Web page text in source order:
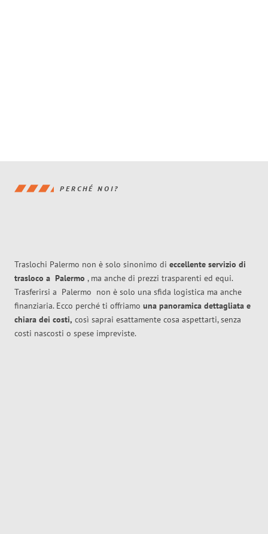
PERCHÉ NOI?
Traslochi Palermo non è solo sinonimo di eccellente servizio di
trasloco a Palermo , ma anche di prezzi trasparenti ed equi.
Trasferirsi a Palermo non è solo una sfida logistica ma anche
finanziaria. Ecco perché ti offriamo una panoramica dettagliata e
chiara dei costi, così saprai esattamente cosa aspettarti, senza
costi nascosti o spese impreviste.